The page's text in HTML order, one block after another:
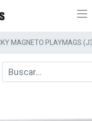
MAGNETO PLAYMAGS